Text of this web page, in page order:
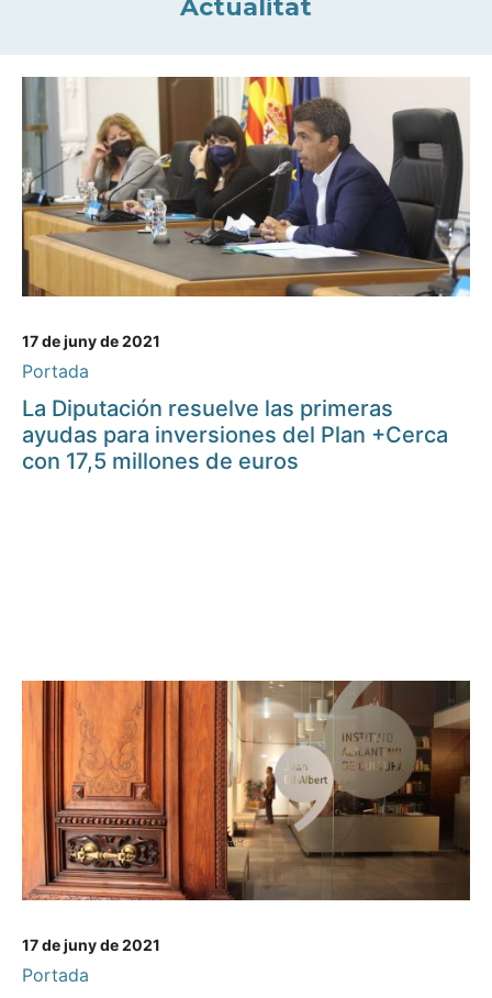
Actualitat
17 de juny de 2021
Portada
La Diputación resuelve las primeras
ayudas para inversiones del Plan +Cerca
con 17,5 millones de euros
17 de juny de 2021
Portada